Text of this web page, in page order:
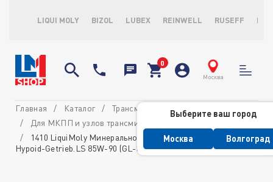
LIQUI MOLY BIZOL LUBEX REINWELL RUSEFF
Москва
Выберите ваш город
Москва Волгоград
Главная Каталог
Трансмиссионные масла и ATF
Для МКПП и узлов трансмиссии
1410 LiquiMoly Минеральное трансмиссионное масло
Hypoid-Getrieb.LS 85W-90 (GL-5) 1л